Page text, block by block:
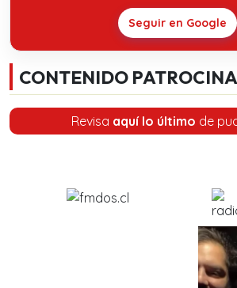
Seguir en Google
CONTENIDO
Revisa aquí lo último de